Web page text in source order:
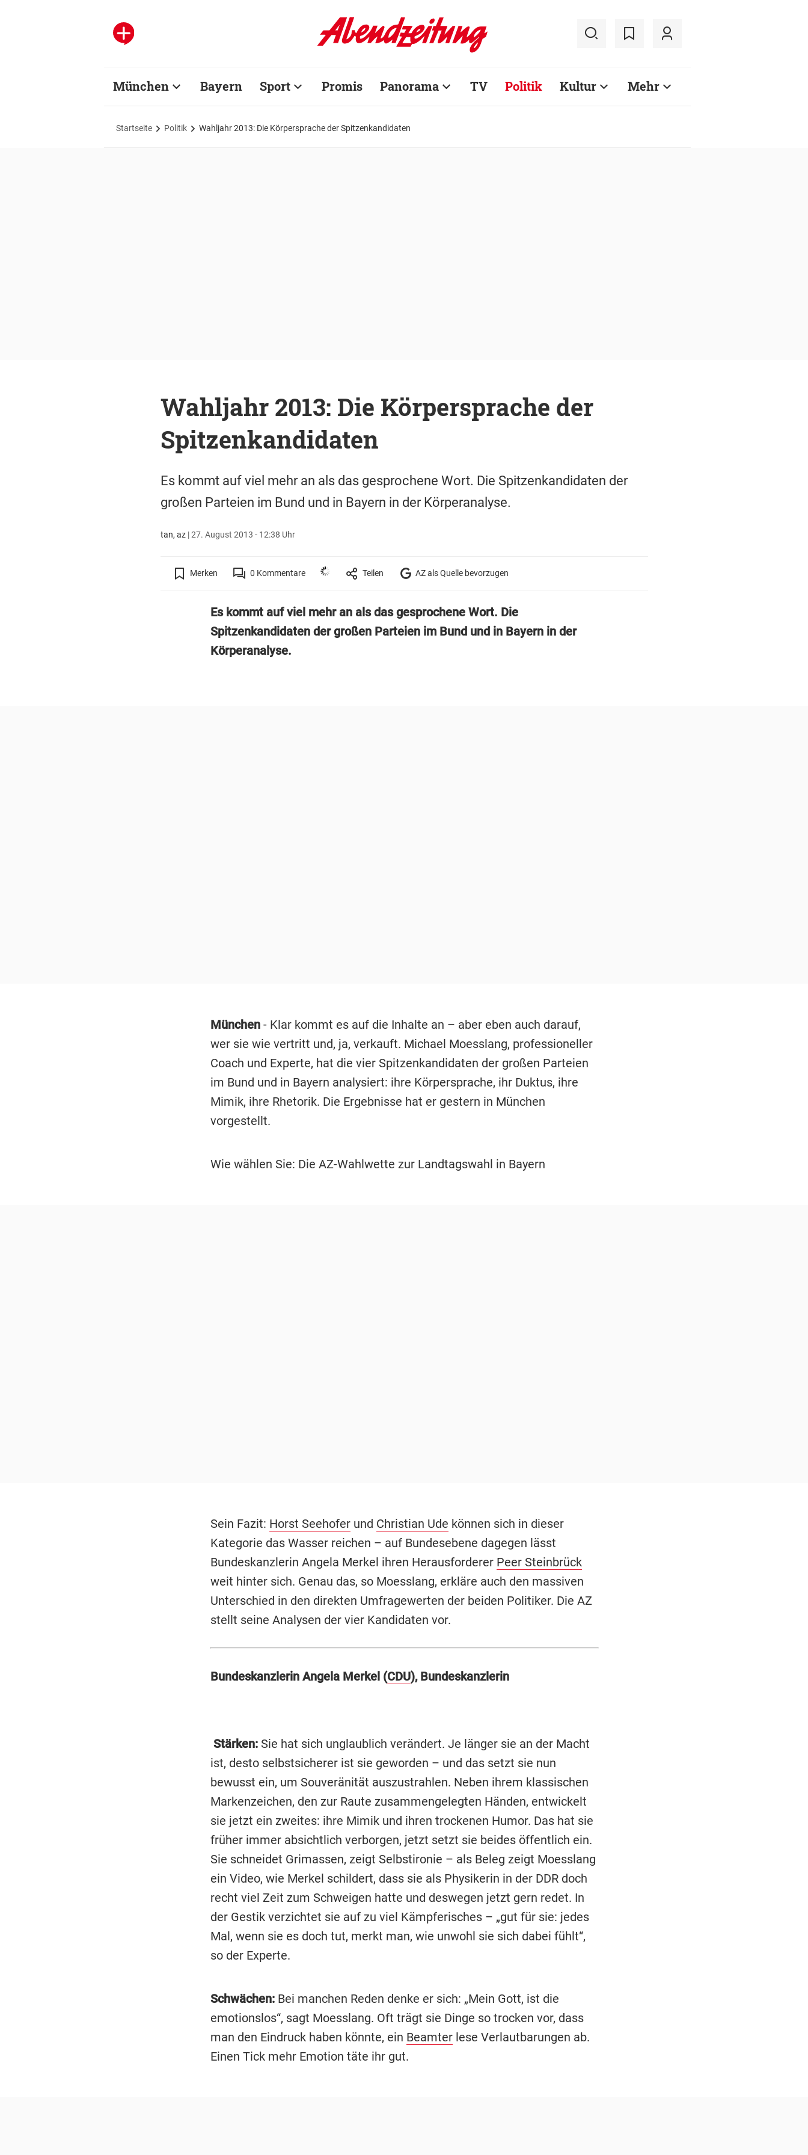
München Bayern Sport Promis Panorama TV Politik Kultur Mehr
Startseite Politik Wahljahr 2013: Die Körpersprache der Spitzenkandidaten
Wahljahr 2013: Die Körpersprache der
Spitzenkandidaten
Es kommt auf viel mehr an als das gesprochene Wort. Die Spitzenkandidaten der
großen Parteien im Bund und in Bayern in der Körperanalyse.
tan, az|27. August 2013 - 12:38 Uhr
Merken 0 Kommentare Teilen AZ als Quelle bevorzugen
Es kommt auf viel mehr an als das gesprochene Wort. Die
Spitzenkandidaten der großen Parteien im Bund und in Bayern in der
Körperanalyse.
München- Klar kommt es auf die Inhalte an – aber eben auch darauf,
wer sie wie vertritt und, ja, verkauft. Michael Moesslang, professioneller
Coach und Experte, hat die vier Spitzenkandidaten der großen Parteien
im Bund und in Bayern analysiert: ihre Körpersprache, ihr Duktus, ihre
Mimik, ihre Rhetorik. Die Ergebnisse hat er gestern in München
vorgestellt.
Wie wählen Sie: Die AZ-Wahlwette zur Landtagswahl in Bayern
Sein Fazit: Horst Seehoferund Christian Ude können sich in dieser
Kategorie das Wasser reichen – auf Bundesebene dagegen lässt
Bundeskanzlerin Angela Merkel ihren Herausforderer Peer Steinbrück
weit hinter sich. Genau das, so Moesslang, erkläre auch den massiven
Unterschied in den direkten Umfragewerten der beiden Politiker. Die AZ
stellt seine Analysen der vier Kandidaten vor.
Bundeskanzlerin Angela Merkel (CDU), Bundeskanzlerin
Stärken:Sie hat sich unglaublich verändert. Je länger sie an der Macht
ist, desto selbstsicherer ist sie geworden – und das setzt sie nun
bewusst ein, um Souveränität auszustrahlen. Neben ihrem klassischen
Markenzeichen, den zur Raute zusammengelegten Händen, entwickelt
sie jetzt ein zweites: ihre Mimik und ihren trockenen Humor. Das hat sie
früher immer absichtlich verborgen, jetzt setzt sie beides öffentlich ein.
Sie schneidet Grimassen, zeigt Selbstironie – als Beleg zeigt Moesslang
ein Video, wie Merkel schildert, dass sie als Physikerin in der DDR doch
recht viel Zeit zum Schweigen hatte und deswegen jetzt gern redet. In
der Gestik verzichtet sie auf zu viel Kämpferisches – „gut für sie: jedes
Mal, wenn sie es doch tut, merkt man, wie unwohl sie sich dabei fühlt“,
so der Experte.
Schwächen:Bei manchen Reden denke er sich: „Mein Gott, ist die
emotionslos“, sagt Moesslang. Oft trägt sie Dinge so trocken vor, dass
man den Eindruck haben könnte, ein Beamterlese Verlautbarungen ab.
Einen Tick mehr Emotion täte ihr gut.